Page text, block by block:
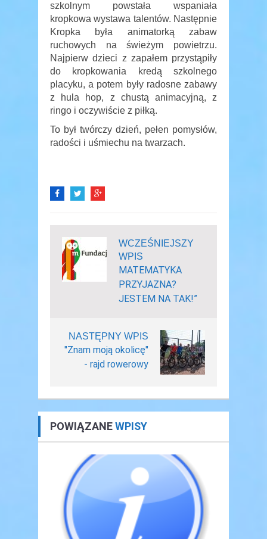
szkolnym powstała wspaniała
kropkowa wystawa talentów. Następnie
Kropka była animatorką zabaw
ruchowych na świeżym powietrzu.
Najpierw dzieci z zapałem przystąpiły
do kropkowania kredą szkolnego
placyku, a potem były radosne zabawy
z hula hop, z chustą animacyjną, z
ringo i oczywiście z piłką.
To był twórczy dzień, pełen pomysłów,
radości i uśmiechu na twarzach.
WCZEŚNIEJSZY
WPIS
MATEMATYKA
PRZYJAZNA?
JESTEM NA TAK!”
NASTĘPNY WPIS
"Znam moją okolicę"
- rajd rowerowy
POWIĄZANEWPISY